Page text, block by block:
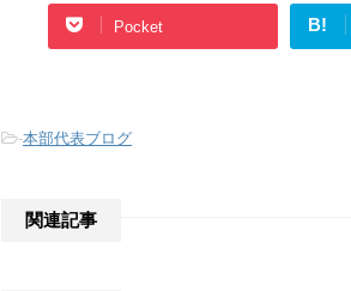
Pocket B!
-本部代表ブログ
関連記事